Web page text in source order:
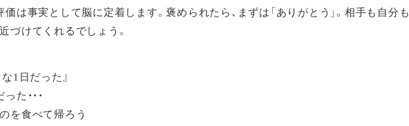
は事実として脳に定着します。褒められたら、まずは「ありがとう」。相手も自分も
づけてくれるでしょう。
1日だった』
・・・
食べて帰ろう